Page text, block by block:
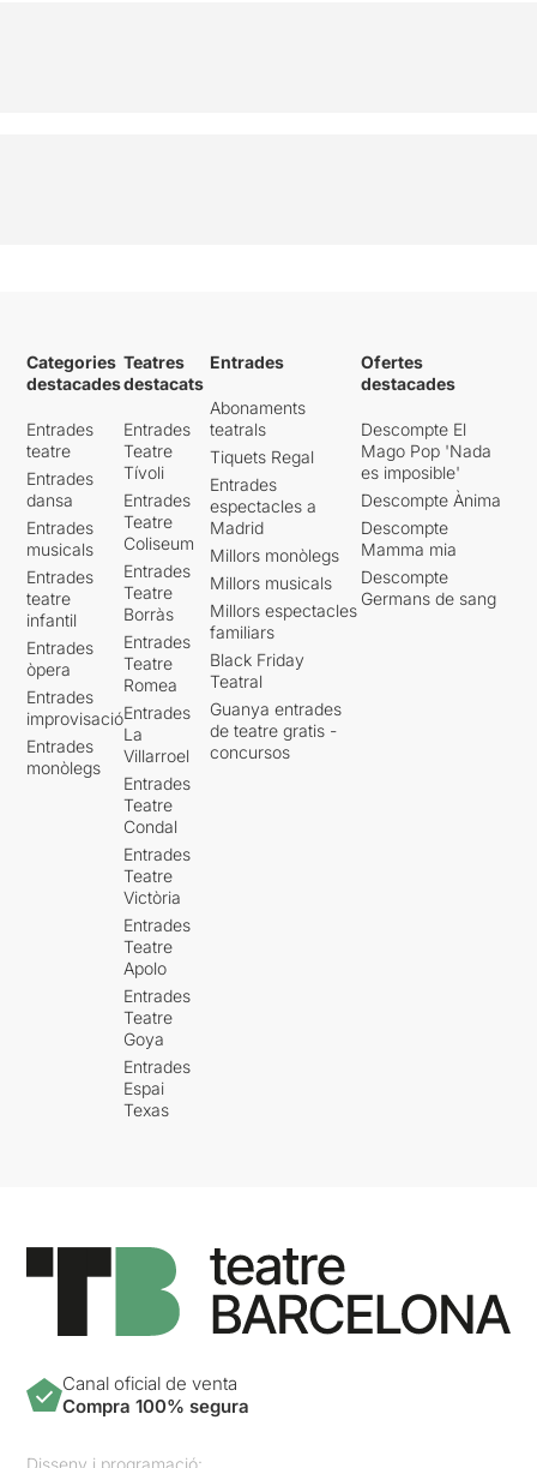
Categories
destacades
Entrades
teatre
Entrades
dansa
Entrades
musicals
Entrades
teatre
infantil
Entrades
òpera
Entrades
improvisació
Entrades
monòlegs
Teatres
destacats
Entrades
Teatre
Tívoli
Entrades
Teatre
Coliseum
Entrades
Teatre
Borràs
Entrades
Teatre
Romea
Entrades
La
Villarroel
Entrades
Teatre
Condal
Entrades
Teatre
Victòria
Entrades
Teatre
Apolo
Entrades
Teatre
Goya
Entrades
Espai
Texas
Entrades
Abonaments
teatrals
Tiquets Regal
Entrades
espectacles a
Madrid
Millors monòlegs
Millors musicals
Millors espectacles
familiars
Black Friday
Teatral
Guanya entrades
de teatre gratis -
concursos
Ofertes
destacades
Descompte El
Mago Pop 'Nada
es imposible'
Descompte Ànima
Descompte
Mamma mia
Descompte
Germans de sang
Canal oficial de venta
Compra 100% segura